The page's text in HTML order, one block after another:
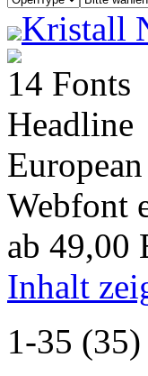
Kristall
14 Fonts
Headline
Webfont
ab 49,00
Inhalt
1-35 (35)